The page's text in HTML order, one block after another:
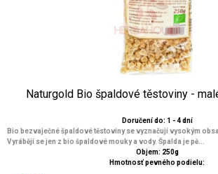
Naturgold Bio špaldové těstoviny -
Doručení do: 1 - 4 dní
Bio bezvaječné špaldové těstoviny se vyznačují vysokým
Vyrábějí se jen z bio špaldové mouky a vody. Špalda je pě...
Objem: 250g
Hmotnosť pevného podielu: